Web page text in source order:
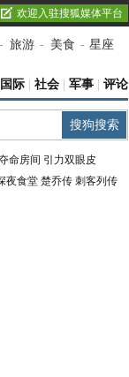
欢迎入驻搜狐媒体平台
- 旅游 - 美食 - 星座
国际 社会 军事 评论
命房间 引力双眼皮
夜食堂 楚乔传 刺客列传